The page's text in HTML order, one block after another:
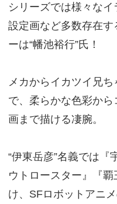
シリーズでは様々なイ
設定画など多数存在
ーは“幡池裕行”氏！
メカからイカツイ兄
で、柔らかな色彩か
画まで描ける凄腕。
“伊東岳彦”名義では『
ウトロースター』『
け、SFロボットアニ